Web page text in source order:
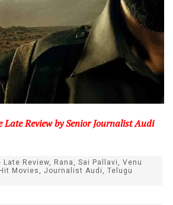
Review by Senior Journalist Audi
Review, Rana, Sai Pallavi, Venu
Movies, Journalist Audi, Telugu